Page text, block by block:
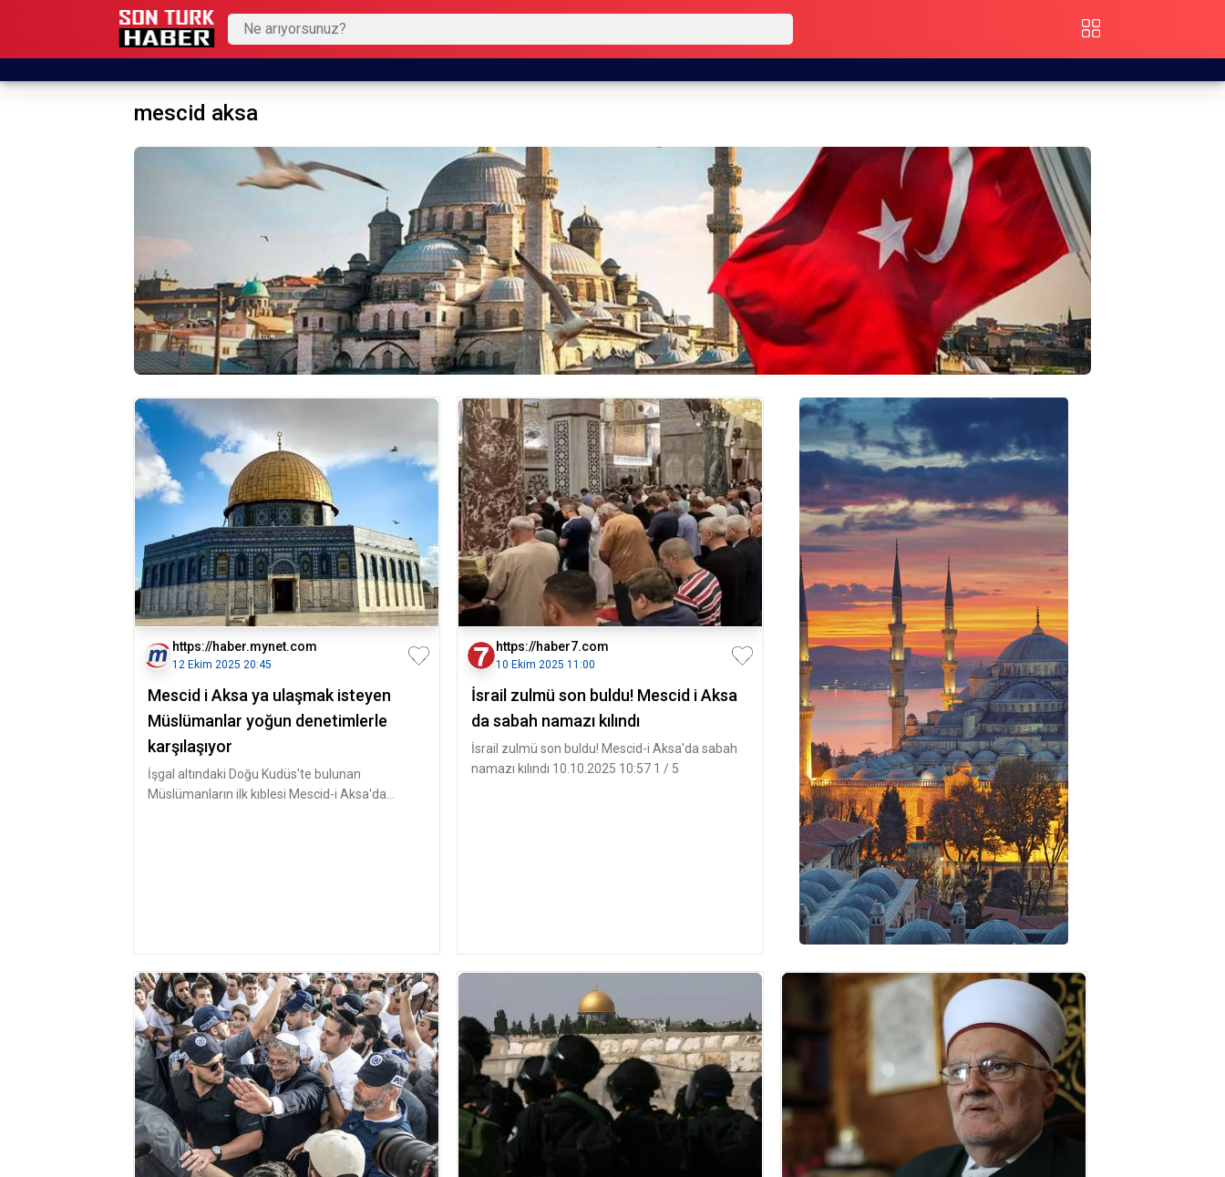
mescid aksa
https://haber.mynet.com
12 Ekim 2025 20:45
Mescid i Aksa ya ulaşmak isteyen
Müslümanlar yoğun denetimlerle
karşılaşıyor
İşgal altındaki Doğu Kudüs'te bulunan
Müslümanların ilk kıblesi Mescid-i Aksa'da
https://haber7.com
10 Ekim 2025 11:00
İsrail zulmü son buldu! Mescid i Aksa
da sabah namazı kılındı
İsrail zulmü son buldu! Mescid-i Aksa'da sabah
namazı kılındı 10.10.2025 10:57 1 / 5